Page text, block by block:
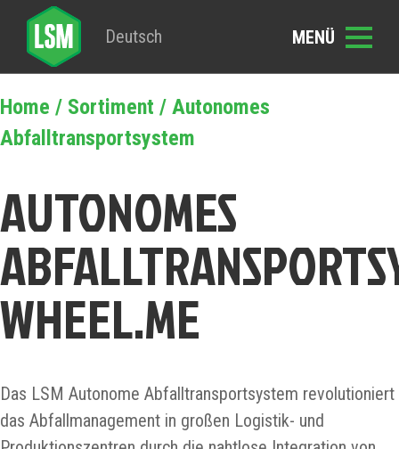
Deutsch
Home / Sortiment / Autonomes
Abfalltransportsystem
AUTONOMES
WHEEL.ME
Das LSM Autonome Abfalltransportsystem revolutioniert
das Abfallmanagement in großen Logistik- und